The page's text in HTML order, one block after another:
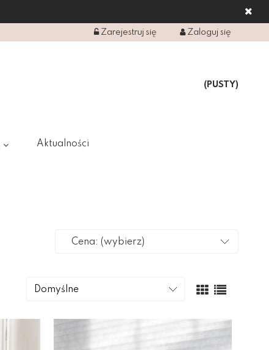
Zarejestruj się Zaloguj się
(PUSTY)
Aktualności
Cena: (wybierz)